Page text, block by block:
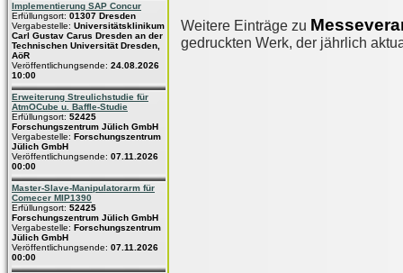
Implementierung SAP Concur
Erfüllungsort: 01307 Dresden
Vergabestelle: Universitätsklinikum
Carl Gustav Carus Dresden an der
Technischen Universität Dresden,
AöR
Veröffentlichungsende: 24.08.2026
10:00
Erweiterung Streulichstudie für
AtmOCube u. Baffle-Studie
Erfüllungsort: 52425
Forschungszentrum Jülich GmbH
Vergabestelle: Forschungszentrum
Jülich GmbH
Veröffentlichungsende: 07.11.2026
00:00
Master-Slave-Manipulatorarm für
Comecer MIP1390
Erfüllungsort: 52425
Forschungszentrum Jülich GmbH
Vergabestelle: Forschungszentrum
Jülich GmbH
Veröffentlichungsende: 07.11.2026
00:00
Weitere Einträge zu
gedruckten Werk, der jährlich